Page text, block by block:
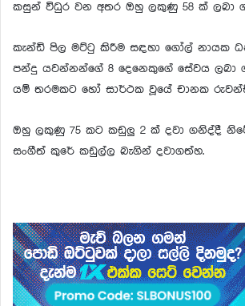
කසුන් විධුර වන අතර ඔහු ලකුණු 58 ක් ලබා
කැන්ඩි පිල මට්ටු කිරීම සඳහා ගෝල් නායක
පන්දු යවන්නන්ගේ 8 දෙනෙකුගේ සේවය
යම් තරමකට හෝ සාර්ථක වූයේ චානක
ඔහු ලකුණු 75 කට කඩුලු 2 ක් දවා ගනිද්දී
සංගීත් කුරේ කඩුල්ල බැගින් දවාගත්හ.